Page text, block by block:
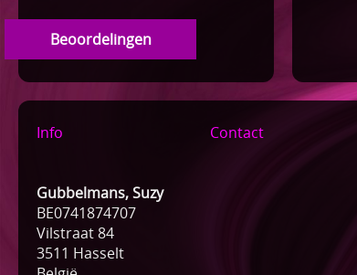
Beoordelingen
Info Contact
Gubbelmans, Suzy
BE0741874707
Vilstraat 84
3511 Hasselt